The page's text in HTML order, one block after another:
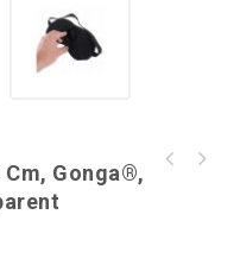
Cm, Gonga®,